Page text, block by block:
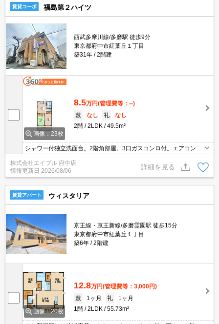
賃貸コーポ 福島第２ハイツ
西武多摩川線/多磨駅 徒歩9分
東京都府中市紅葉丘１丁目
築31年
2階建
画像：23枚
8.5万円(管理費等：--)
敷
なし 礼
なし
2階
2LDK 49.5m²
シャワー付独立洗面台。2階角部屋。3口ガスコンロ付。エアコン2
株式会社エイブル 府中店
情報更新日 2026/08/06
詳細を見る
賃貸アパート ウィスタリア
京王線・京王新線/多磨霊園駅 徒歩15分
東京都府中市紅葉丘１丁目
築6年
2階建
画像：20枚
12.8万円(管理費等：3,000円)
敷
1ヶ月 礼
1ヶ月
1階
2LDK 55.73m²